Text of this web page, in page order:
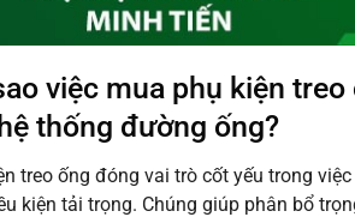
việc mua phụ kiện
thống đường ống?
treo ống đóng vai trò cốt yếu trong
kiện tải trọng. Chúng giúp phân bổ